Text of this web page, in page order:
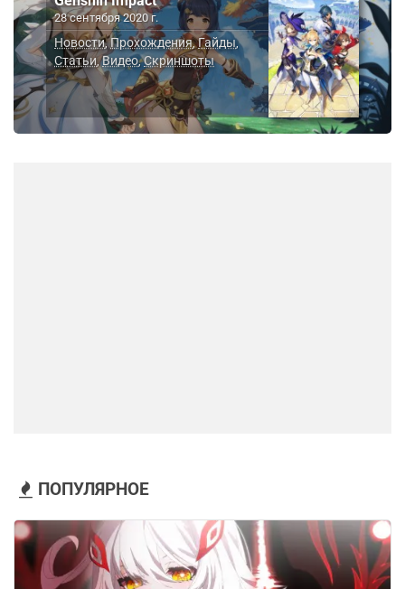
28 сентября 2020 г.
Новости,Прохождения,Гайды,
Статьи,Видео,Скриншоты
ПОПУЛЯРНОЕ